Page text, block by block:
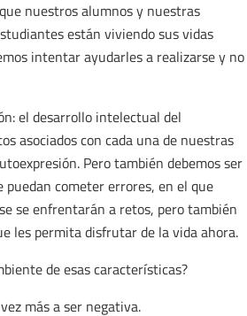
nuestros alumnos y nuestras
están viviendo sus vidas
intentar ayudarles a realizarse y no
el desarrollo intelectual del
asociados con cada una de nuestras
Pero también debemos ser
cometer errores, en el que
se enfrentarán a retos, pero también
les permita disfrutar de la vida ahora.
de esas características?
más a ser negativa.